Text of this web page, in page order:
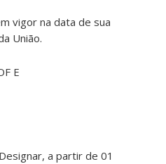
vigor na data de sua
União.
E
a partir de 01